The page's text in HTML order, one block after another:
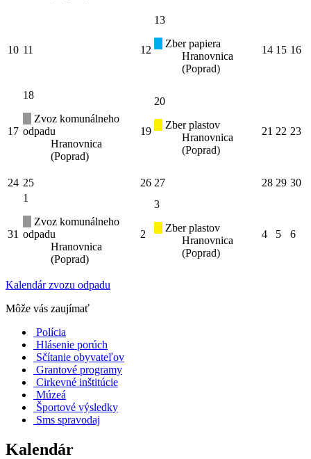
10 11 12
13
Zber papiera
Hranovnica
(Poprad)
14 15 16
17
18
Zvoz komunálneho
odpadu
Hranovnica
(Poprad)
19
20
Zber plastov
Hranovnica
(Poprad)
21 22 23
24 25 26 27 28 29 30
31
1
Zvoz komunálneho
odpadu
Hranovnica
(Poprad)
2
3
Zber plastov
Hranovnica
(Poprad)
4 5 6
Kalendár zvozu odpadu
Môže vás zaujímať
Polícia
Hlásenie porúch
Sčítanie obyvateľov
Grantové programy
Cirkevné inštitúcie
Múzeá
Športové výsledky
Sms spravodaj
Kalendár